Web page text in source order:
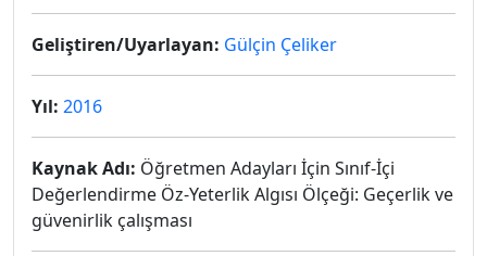
Geliştiren/Uyarlayan: Gülçin Çeliker
Yıl: 2016
Kaynak Adı: Öğretmen Adayları İçin Sınıf-İçi
Değerlendirme Öz-Yeterlik Algısı Ölçeği: Geçerlik ve
güvenirlik çalışması